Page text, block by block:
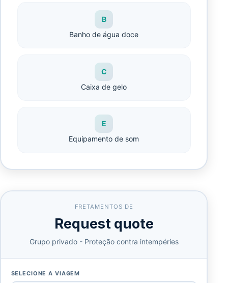
B
Banho de água doce
C
Caixa de gelo
E
Equipamento de som
FRETAMENTOS DE
Request quote
Grupo privado - Proteção contra intempéries
SELECIONE A VIAGEM